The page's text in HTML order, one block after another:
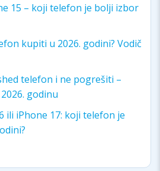
15 – koji telefon je bolji izbor
kupiti u 2026. godini? Vodič
telefon i ne pogrešiti –
godinu
ili iPhone 17: koji telefon je